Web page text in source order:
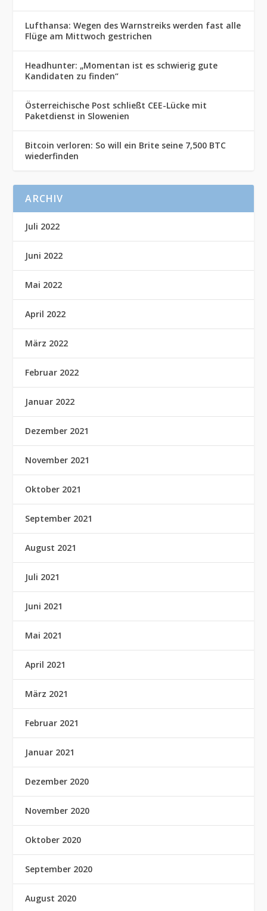
Lufthansa: Wegen des Warnstreiks werden fast alle
Flüge am Mittwoch gestrichen
Headhunter: „Momentan ist es schwierig gute
Kandidaten zu finden“
Österreichische Post schließt CEE-Lücke mit
Paketdienst in Slowenien
Bitcoin verloren: So will ein Brite seine 7,500 BTC
wiederfinden
ARCHIV
Juli 2022
Juni 2022
Mai 2022
April 2022
März 2022
Februar 2022
Januar 2022
Dezember 2021
November 2021
Oktober 2021
September 2021
August 2021
Juli 2021
Juni 2021
Mai 2021
April 2021
März 2021
Februar 2021
Januar 2021
Dezember 2020
November 2020
Oktober 2020
September 2020
August 2020